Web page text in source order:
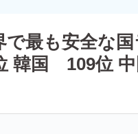
で最も安全
韓国 109位